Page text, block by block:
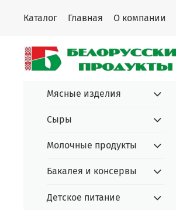
Каталог Главная О компании
Мясные изделия
Сыры
Молочные продукты
Бакалея и консервы
Детское питание